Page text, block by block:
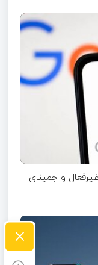
و جمینای
×